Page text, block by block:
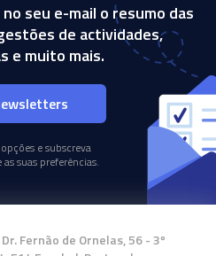
seu e-mail o resumo das
de actividades,
e muito mais.
e subscreva
suas preferências.
Fernão de Ornelas, 56 - 3º